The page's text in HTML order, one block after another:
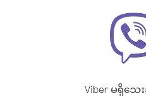
Viber မရှိသေ